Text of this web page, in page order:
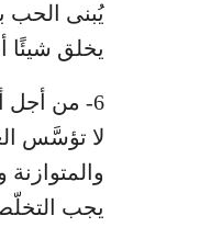
يُبنى الحب
يخلق شيئًا
6- من أجل أن تحبوا بصورة كاملة يجب أن تضعوا حدودًا عاطفية
لا تؤسَّس
والمتوازنة
يجب